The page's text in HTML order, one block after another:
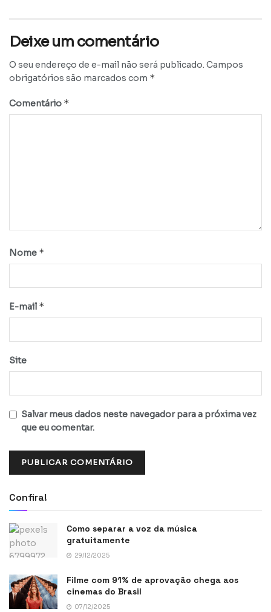
Deixe um comentário
O seu endereço de e-mail não será publicado. Campos
obrigatórios são marcados com *
Comentário *
Nome *
E-mail *
Site
Salvar meus dados neste navegador para a próxima vez
que eu comentar.
Confira!
Como separar a voz da música
gratuitamente
29/12/2025
Filme com 91% de aprovação chega aos
cinemas do Brasil
07/12/2025